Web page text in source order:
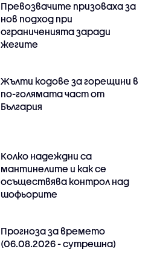
Превозвачите призоваха за
нов подход при
ограниченията заради
жегите
Жълти кодове за горещини в
по-голямата част от
България
Колко надеждни са
мантинелите и как се
осъществява контрол над
шофьорите
Прогноза за времето
(06.08.2026 - сутрешна)